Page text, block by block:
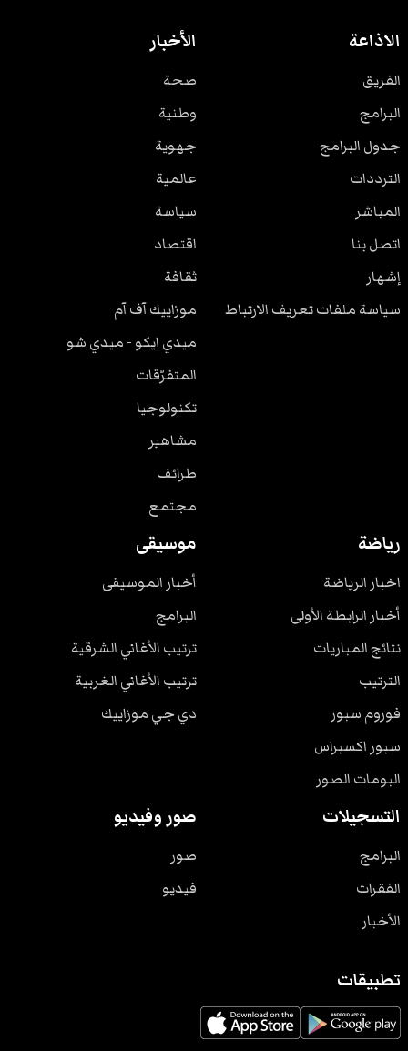
الاذاعة
الفريق
البرامج
جدول البرامج
الترددات
المباشر
اتصل بنا
إشهار
سياسة ملفات تعريف الارتباط
الأخبار
صحة
وطنية
جهوية
عالمية
سياسة
اقتصاد
ثقافة
موزاييك آف آم
ميدي ايكو - ميدي شو
المتفرّقات
تكنولوجيا
مشاهير
طرائف
مجتمع
رياضة
اخبار الرياضة
أخبار الرابطة الأولى
نتائج المباريات
الترتيب
فوروم سبور
سبور اكسبراس
البومات الصور
موسيقى
أخبار الموسيقى
البرامج
ترتيب الأغاني الشرقية
ترتيب الأغاني الغربية
دي جي موزاييك
التسجيلات
البرامج
الفقرات
الأخبار
صور وفيديو
صور
فيديو
تطبيقات